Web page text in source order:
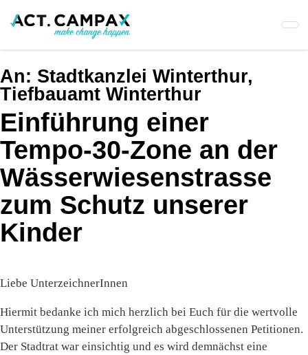
An: Stadtkanzlei Winterthur,
Tiefbauamt Winterthur
Einführung einer
Tempo-30-Zone an der
Wässerwiesenstrasse
zum Schutz unserer
Kinder
Liebe UnterzeichnerInnen
Hiermit bedanke ich mich herzlich bei Euch für die wertvolle
Unterstützung meiner erfolgreich abgeschlossenen Petitionen.
Der Stadtrat war einsichtig und es wird demnächst eine